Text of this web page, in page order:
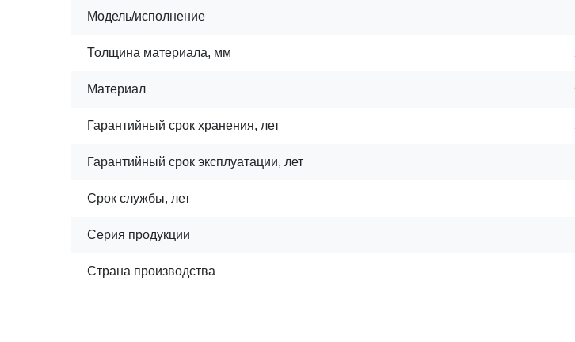
Модель/исполнение
Толщина материала, мм
Материал
Гарантийный срок хранения, лет
Гарантийный срок эксплуатации, лет
Срок службы, лет
Серия продукции
Страна производства